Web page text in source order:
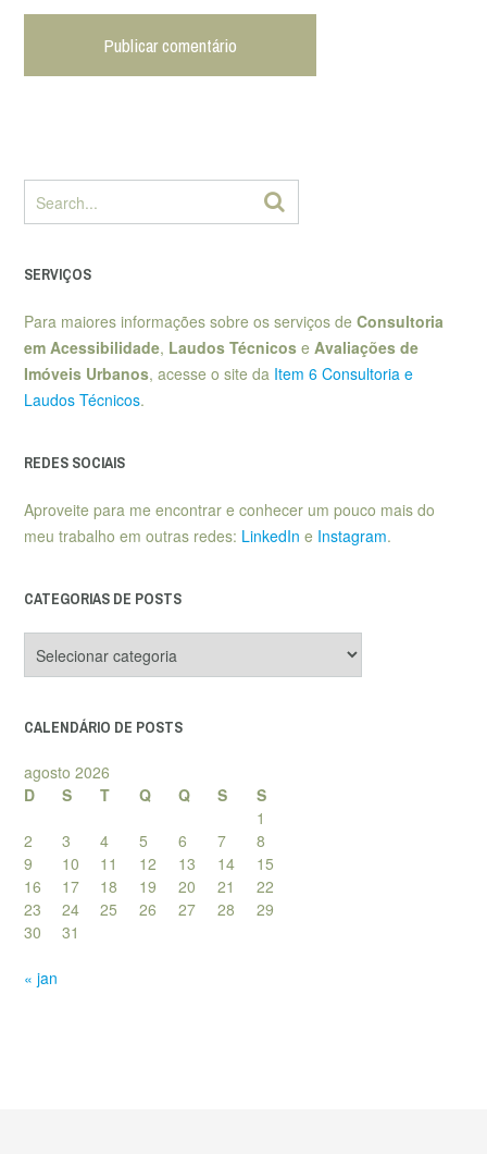
SERVIÇOS
Para maiores informações sobre os serviços de Consultoria
em Acessibilidade, Laudos Técnicos e Avaliações de
Imóveis Urbanos, acesse o site da Item 6 Consultoria e
Laudos Técnicos.
REDES SOCIAIS
Aproveite para me encontrar e conhecer um pouco mais do
meu trabalho em outras redes: LinkedIn e Instagram.
CATEGORIAS DE POSTS
de
CALENDÁRIO DE POSTS
agosto 2026
D
S T Q Q S
S
1
2
3 4 5 6 7
8
9
10 11 12 13 14
15
16
17 18 19 20 21
22
23
24 25 26 27 28
29
30
31
« jan